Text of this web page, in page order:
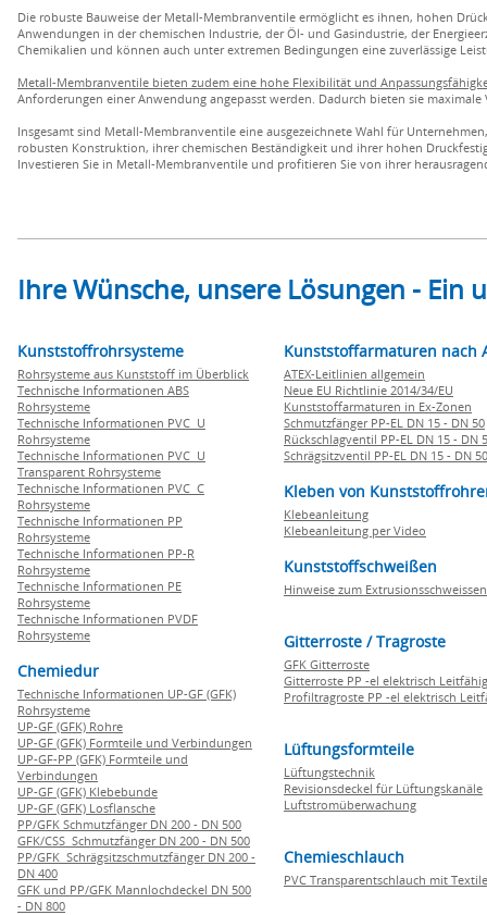
Die robuste Bauweise der Metall-Membranventile ermöglicht es ihnen, hohen
Anwendungen in der chemischen Industrie, der Öl- und Gasindustrie, der
Chemikalien und können auch unter extremen Bedingungen eine zuverlässige
Metall-Membranventile bieten zudem eine hohe Flexibilität und
Anforderungen einer Anwendung angepasst werden. Dadurch bieten sie
Insgesamt sind Metall-Membranventile eine ausgezeichnete Wahl für
robusten Konstruktion, ihrer chemischen Beständigkeit und ihrer hohen
Investieren Sie in Metall-Membranventile und profitieren Sie von ihrer
Ihre Wünsche, unsere Lösungen -
Kunststoffrohrsysteme
Rohrsysteme aus Kunststoff im Überblick
Technische Informationen ABS
Rohrsysteme
Technische Informationen PVC U
Rohrsysteme
Technische Informationen PVC U
Transparent Rohrsysteme
Technische Informationen PVC C
Rohrsysteme
Technische Informationen PP
Rohrsysteme
Technische Informationen PP-R
Rohrsysteme
Technische Informationen PE
Rohrsysteme
Technische Informationen PVDF
Rohrsysteme
Chemiedur
Technische Informationen UP-GF (GFK)
Rohrsysteme
UP-GF (GFK) Rohre
UP-GF (GFK) Formteile und Verbindungen
UP-GF-PP (GFK) Formteile und
Verbindungen
UP-GF (GFK) Klebebunde
UP-GF (GFK) Losflansche
PP/GFK Schmutzfänger DN 200 - DN 500
GFK/CSS Schmutzfänger DN 200 - DN 500
PP/GFK Schrägsitzschmutzfänger DN 200 -
DN 400
GFK und PP/GFK Mannlochdeckel DN 500
- DN 800
Kunststoffarmaturen nach
ATEX-Leitlinien allgemein
Neue EU Richtlinie 2014/34/EU
Kunststoffarmaturen in Ex-Zonen
Schmutzfänger PP-EL DN 15 - DN 50
Rückschlagventil PP-EL DN 15 - DN
Schrägsitzventil PP-EL DN 15 - DN 50
Kleben von
Klebeanleitung
Klebeanleitung per Video
Kunststoffschweißen
Hinweise zum Extrusionsschweissen
Gitterroste / Tragroste
GFK Gitterroste
Gitterroste PP -el elektrisch Leitfähig
Profiltragroste PP -el elektrisch
Lüftungsformteile
Lüftungstechnik
Revisionsdeckel für Lüftungskanäle
Luftstromüberwachung
Chemieschlauch
PVC Transparentschlauch mit